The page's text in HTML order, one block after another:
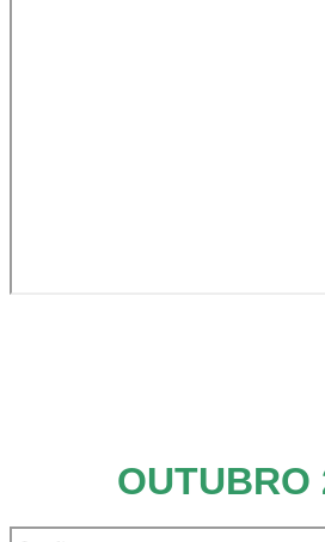
OUTUBRO